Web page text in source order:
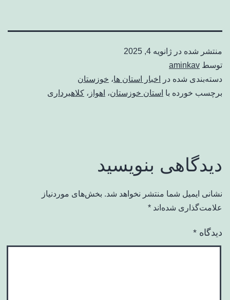
منتشر شده در ژانویه 4, 2025
توسط aminkav
دسته‌بندی شده در
اخبار استان ها، خوزستان
برچسب خورده با استان خوزستان، اهواز ، کلاهبرداری
دیدگاهی بنویسید
نشانی ایمیل شما منتشر نخواهد شد. بخش‌های موردنیاز
علامت‌گذاری شده‌اند *
دیدگاه *